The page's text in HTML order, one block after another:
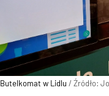
Butelkomat w Lidlu / Źródło: